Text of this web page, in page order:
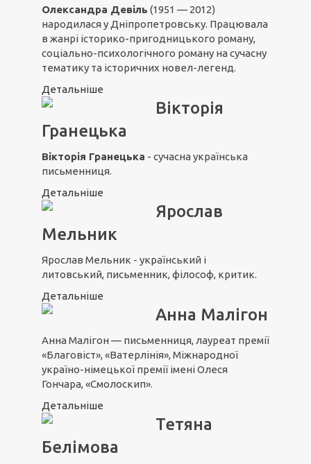
Олександра Девіль (1951 — 2012)
народилася у Дніпропетровську. Працювала
в жанрі історико-пригодницького роману,
соціально-психологічного роману на сучасну
тематику та історичних новел-легенд.
Детальніше
Вікторія
Гранецька
Вікторія Гранецька - сучасна українська
письменниця.
Детальніше
Ярослав
Мельник
Ярослав Мельник - український і
литовський, письменник, філософ, критик.
Детальніше
Анна Малігон
Анна Малігон — письменниця, лауреат премії
«Благовіст», «Ватерлінія», Міжнародної
україно-німецької премії імені Олеся
Гончара, «Смолоскип».
Детальніше
Тетяна
Белімова